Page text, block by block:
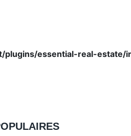
essential-real-